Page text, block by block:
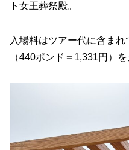
ト女王葬祭殿。
入場料はツアー代に含ま
（440ポンド＝1,331円）を